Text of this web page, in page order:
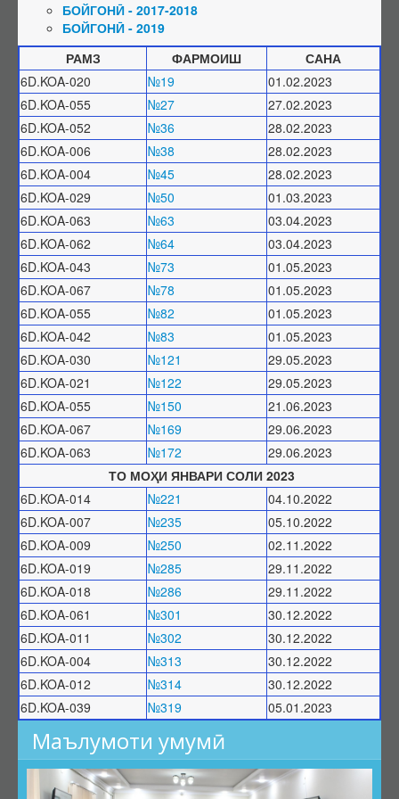
Ҳимояи якдаъфаина
Фармоишҳо оид ба боздоштани фаъолияти ШД
Фармоишҳо оид ба тамдиди фаъолияти ШД
Номгӯи ҳуҷҷатҳо оид ба тамдиди ШД
Шӯроҳои экспертӣ (ШЭ)
Низомнома
Шӯроҳои амалкунанда
Тағйирот дар ҳайати ШЭ
Иттилоот аз ШЭ
Дараҷаҳои илмӣ
Тартиби додани дараҷа ва унвонҳои илмӣ
Феҳристи ҳуҷҷатҳои дараҷаи илмӣ
Фармоишҳо оид ба додани дараҷаи илмӣ
Фармоишҳо оид ба маҳрумсозии дараҷаи илмӣ
Фармоишҳо дар бораи рад ва бозхонд кардани диссертатсия
оид ба дарёфти дараҷаи илмӣ
Санадҳои номенклатурӣ
Номенклатураи ихтисосҳои илмӣ
Таснифоти PhD
Феҳристи мувофиқати байни таснифотҳо
Унвонҳои илмӣ
Тартиби додани дараҷа ва унвонҳои илмӣ
Феҳристи ҳуҷҷатҳои унвони илмӣ
Фармоишҳо оид ба додани унвони илмӣ
Рӯйхати ихтисосҳои унвонҳои илмӣ
Фармоишҳо маҳрумсозии унвони илмӣ
Фармоишҳо дар бораи рад ва бозхонд кардани дархостнома оид
ба дарёфти унвони илмӣ
Нострификатсия, аттестатсияи такрорӣ
БОЙГОНӢ - 2017-2018
БОЙГОНӢ - 2019
РАМЗ
ФАРМОИШ
САНА
6D.KOA-020
№19
01.02.2023
6D.KOA-055
№27
27.02.2023
6D.KOA-052
№36
28.02.2023
6D.KOA-006
№38
28.02.2023
6D.KOA-004
№45
28.02.2023
6D.KOA-029
№50
01.03.2023
6D.KOA-063
№63
03.04.2023
6D.KOA-062
№64
03.04.2023
6D.KOA-043
№73
01.05.2023
6D.KOA-067
№78
01.05.2023
6D.KOA-055
№82
01.05.2023
6D.KOA-042
№83
01.05.2023
6D.KOA-030
№121
29.05.2023
6D.KOA-021
№122
29.05.2023
6D.KOA-055
№150
21.06.2023
6D.KOA-067
№169
29.06.2023
6D.KOA-063
№172
29.06.2023
ТО МОҲИ ЯНВАРИ СОЛИ 2023
6D.KOA-014
№221
04.10.2022
6D.KOA-007
№235
05.10.2022
6D.KOA-009
№250
02.11.2022
6D.KOA-019
№285
29.11.2022
6D.KOA-018
№286
29.11.2022
6D.KOA-061
№301
30.12.2022
6D.KOA-011
№302
30.12.2022
6D.KOA-004
№313
30.12.2022
6D.KOA-012
№314
30.12.2022
6D.KOA-039
№319 05.01.2023
Маълумоти умумӣ